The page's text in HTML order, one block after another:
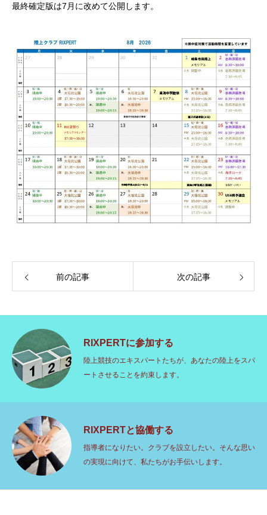
最終確定版は7月に改めて公開します。
前の記事 次の記事
RIXPERTに参加する
陸上競技のエキスパートたちが、あなたの陸上をスパ
ートさせることを約束します。
RIXPERTと協働する
指導者になりたい。クラブを設立したい。そんな思い
の実現に向けて、私たちがお手伝いします。